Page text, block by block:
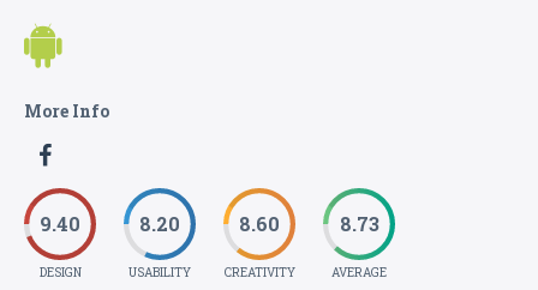
More Info
9.40
DESIGN
8.20
USABILITY
8.60
CREATIVITY
8.73
AVERAGE